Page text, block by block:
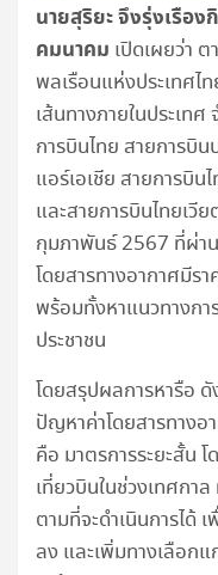
นายสุริยะ จึงรุ่งเรือ
คมนาคม เปิดเผยว่า
พลเรือนแห่งประเทศไ
เส้นทางภายในประเท
การบินไทย สายการบิ
แอร์เอเชีย สายการบิ
และสายการบินไทยเวี
กุมภาพันธ์ 2567 ที่ผ่า
โดยสารทางอากาศมีร
พร้อมทั้งหาแนวทางก
ประชาชน
โดยสรุปผลการหารือ
ปัญหาค่าโดยสารทางอ
คือ มาตรการระยะสั้น
เที่ยวบินในช่วงเทศกาล
ตามที่จะดำเนินการได้
ลง และเพิ่มทางเลือก